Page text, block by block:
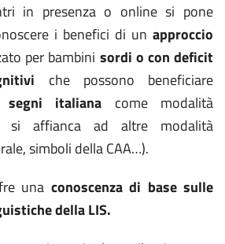
in presenza o online si pone
i benefici di un approccio
per bambini sordi o con deficit
che possono beneficiare
italiana come modalità
si affianca ad altre modalità
simboli della CAA…).
una conoscenza di base sulle
della LIS.